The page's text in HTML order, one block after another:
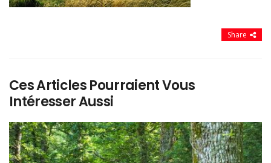
Share
Ces Articles Pourraient Vous
Intéresser Aussi